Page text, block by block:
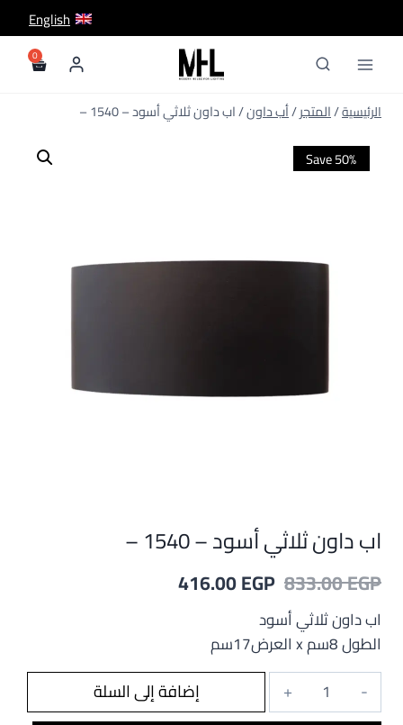
إلى
المحتوى
English
/المتجر/أب داون/اب داون ثلاثي أسود – 1540 –
Save 50%
اب داون ثلاثي أسود – 1540 –
833.00EGP
السعر
الأصلي
هو:
833.00 EGP.
416.00EGP
416.00 EGP.
اب داون ثلاثي أسود
الطول 8سم x العرض17سم
كمية
اب
إضافة إلى السلة